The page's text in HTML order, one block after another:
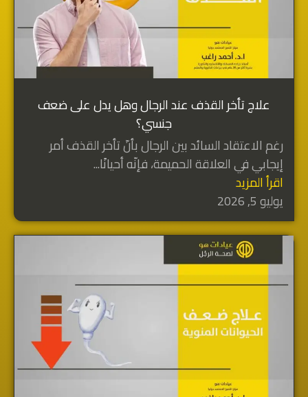
علاج تأخر القذف عند الرجال وهل يدل على ضعف
جنسي؟
رغم الاعتقاد السائد بين الرجال بأنّ تأخر القذف أمر
إيجابي في العلاقة الحميمة، فإنّه أحيانًا...
اقرأ المزيد
يوليو 5, 2026